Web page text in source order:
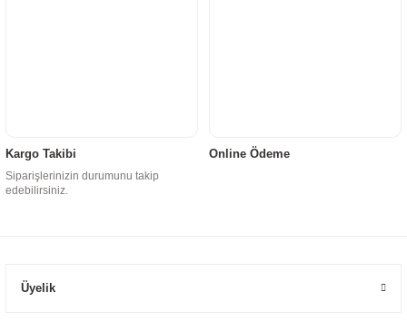
Kargo Takibi
Siparişlerinizin durumunu takip
edebilirsiniz.
Online Ödeme
Üyelik